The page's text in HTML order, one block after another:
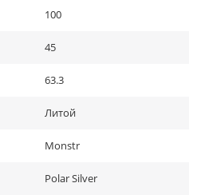
100
45
63.3
Литой
Monstr
Polar Silver